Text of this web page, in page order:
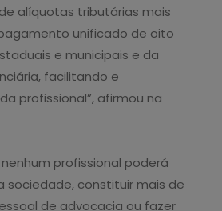
alíquotas tributárias mais
unificado de oito
e municipais e da
facilitando e
profissional”, afirmou na
profissional poderá
sociedade, constituir mais de
de advocacia ou fazer